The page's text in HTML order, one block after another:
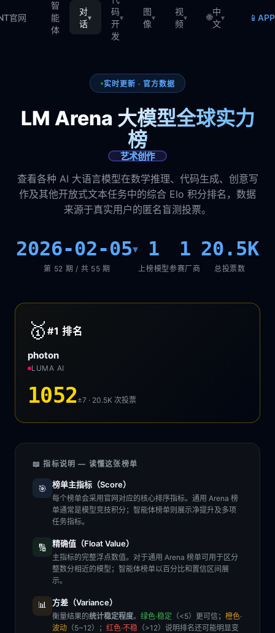
官网
智
能
体
对
话
▾
码
开
发
▾
图
像
▾
视
频
▾ 🌐
中
文
▾ 📱
实时更新 · 官方数据
LM Arena 大模型全球实力
榜
艺术创作
查看各种 AI 大语言模型在数学推理、代码生成、创意写
作及其他开放式文本任务中的综合 Elo 积分排名，数据
来源于真实用户的匿名盲测投票。
2026-02-05▾
第 52 期 / 共 55 期
1
上榜模型
1
参赛厂商
20.5K
总投票数
🥇 #1排名
photon
LUMA AI
1052±7 · 20.5K次投票
📖 指标说明 — 读懂这张榜单
🎯 榜单主指标（Score）
每个榜单会采用官网对应的核心排序指标。通用 Arena 榜
单通常是模型竞技积分；智能体榜单则展示净提升及多项
任务指标。
🔢 精确值（Float Value）
主指标的完整浮点数值。对于通用 Arena 榜单可用于区分
整数分相近的模型；智能体榜单以百分比和置信区间展
示。
📊 方差（Variance）
衡量结果的统计稳定程度。 绿色·稳定 （<5）更可信； 橙色·
波动 （5~12）； 红色·不稳 （>12）说明排名还可能明显变